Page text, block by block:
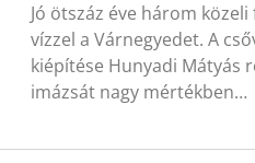
Jó ötszáz éve három
vízzel a Várnegyedet. A
kiépítése Hunyadi Mátyás
imázsát nagy mértékben…